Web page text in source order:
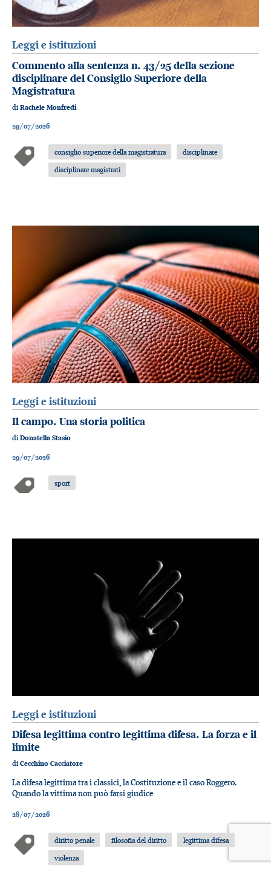
Leggi e istituzioni
Commento alla sentenza n. 43/25 della sezione
disciplinare del Consiglio Superiore della
Magistratura
di Rachele Monfredi
29/07/2026
consiglio superiore della magistratura
disciplinare
disciplinare magistrati
Leggi e istituzioni
Il campo. Una storia politica
diDonatella Stasio
29/07/2026
sport
Leggi e istituzioni
Difesa legittima contro legittima difesa. La forza e il
limite
diCecchino Cacciatore
La difesa legittima tra i classici, la Costituzione e il caso Roggero.
Quando la vittima non può farsi giudice
28/07/2026
diritto penale filosofia del diritto
legittima difesa
violenza